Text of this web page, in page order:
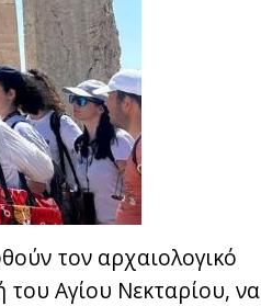
τον αρχαιολογικό
Αγίου Νεκταρίου, να